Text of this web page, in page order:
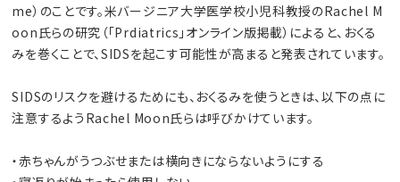
me）のことです。米バージニア大学医学校小児科教授のRachel M
oon氏らの研究（「Prdiatrics」オンライン版掲載）によると、おくる
みを巻くことで、SIDSを起こす可能性が高まると発表されています。
SIDSのリスクを避けるためにも、おくるみを使うときは、以下の点に
注意するようRachel Moon氏らは呼びかけています。
・赤ちゃんがうつぶせまたは横向きにならないようにする